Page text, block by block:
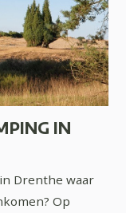
IN
Drenthe waar
Op